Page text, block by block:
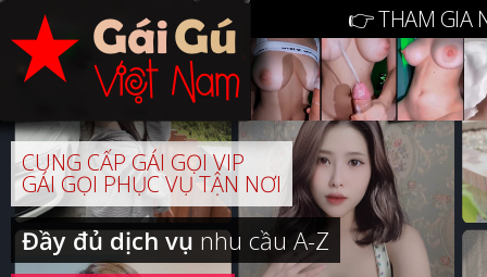
👉 THAM GIA
CUNG CẤP GÁI GỌI VIP
GÁI GỌI PHỤC VỤ TẬN NƠI
Đầy đủ dịch vụnhu cầu A-Z